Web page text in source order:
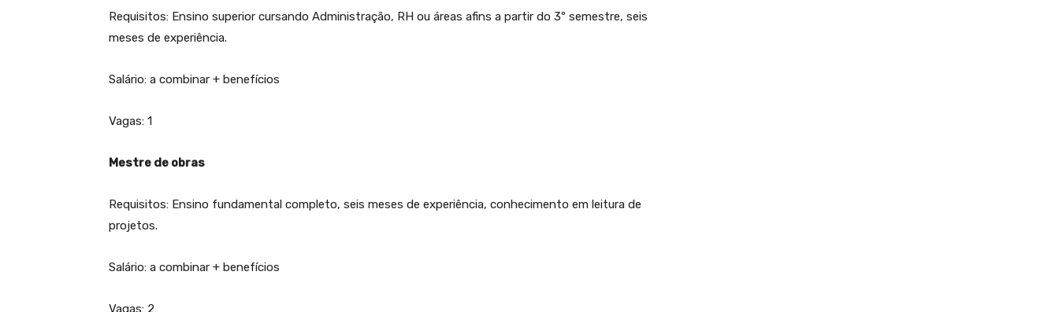
Requisitos: Ensino superior cursando Administração, RH ou áreas afins a partir do 3º semestre, seis
meses de experiência.
Salário: a combinar + benefícios
Vagas: 1
Mestre de obras
Requisitos: Ensino fundamental completo, seis meses de experiência, conhecimento em leitura de
projetos.
Salário: a combinar + benefícios
Vagas: 2